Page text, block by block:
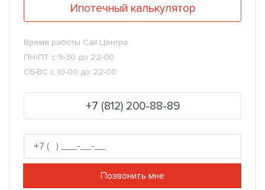
Ипотечный калькулятор
Время работы Call Центра:
ПН-ПТ с 9-30 до 22-00
СБ-ВС с 10-00 до 22-00
+7 (812) 200-88-89
Позвонить мне